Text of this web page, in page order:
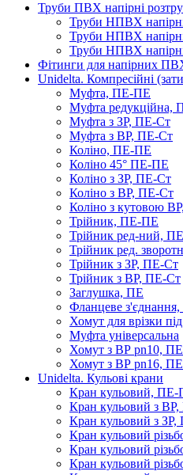
Труби ПВХ напірні
Труби НПВХ
Труби НПВХ
Труби НПВХ
Фітинги для напірних
Unidelta. Компресійні
Муфта, ПЕ-ПЕ
Муфта редукційна,
Муфта з ЗР, ПЕ-Ст
Муфта з ВР, ПЕ-Ст
Коліно, ПЕ-ПЕ
Коліно 45° ПЕ-ПЕ
Коліно з ЗР, ПЕ-Ст
Коліно з ВР, ПЕ-Ст
Коліно з кутовою
Трійник, ПЕ-ПЕ
Трійник ред-ний,
Трійник ред.
Трійник з ЗР, ПЕ-Ст
Трійник з ВР, ПЕ-Ст
Заглушка, ПЕ
Фланцеве
Хомут для врізки
Муфта універсальна
Хомут з ​​ВР pn10,
Хомут з ВР pn16,
Unidelta. Кульові крани
Кран кульовий,
Кран кульовий з
Кран кульовий з
Кран кульовий
Кран кульовий
Кран кульовий